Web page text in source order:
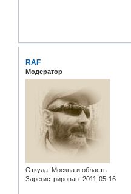
RAF
Модератор
Откуда: Москва и область
Зарегистрирован: 2011-05-16